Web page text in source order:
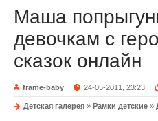
Маша
девочкам с
сказок онлайн
frame-baby 24-05-2011, 23:23
Детская галерея » Рамки детские »